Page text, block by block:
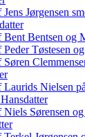
Jørgensen
Bent Bentsen og
Peder Tøstesen
Søren
Laurids Nielsen
Niels Sørensen